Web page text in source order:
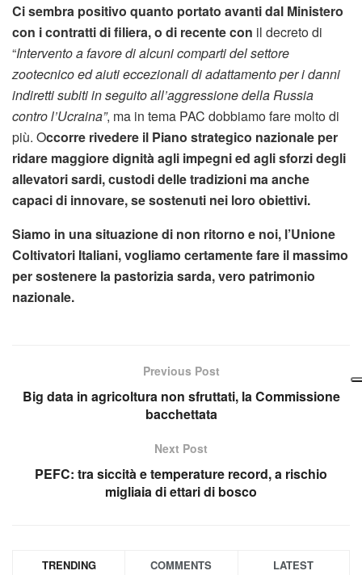
Ci sembra positivo quanto portato avanti dal Ministero
con i contratti di filiera, o di recente con il decreto di
“Intervento a favore di alcuni comparti del settore
zootecnico ed aiuti eccezionali di adattamento per i danni
indiretti subiti in seguito all’aggressione della Russia
contro l’Ucraina”, ma in tema PAC dobbiamo fare molto di
più. Occorre rivedere il Piano strategico nazionale per
ridare maggiore dignità agli impegni ed agli sforzi degli
allevatori sardi, custodi delle tradizioni ma anche
capaci di innovare, se sostenuti nei loro obiettivi.
Siamo in una situazione di non ritorno e noi, l’Unione
Coltivatori Italiani, vogliamo certamente fare il massimo
per sostenere la pastorizia sarda, vero patrimonio
nazionale.
Previous Post
Big data in agricoltura non sfruttati, la Commissione
bacchettata
Next Post
PEFC: tra siccità e temperature record, a rischio
migliaia di ettari di bosco
TRENDING COMMENTS LATEST